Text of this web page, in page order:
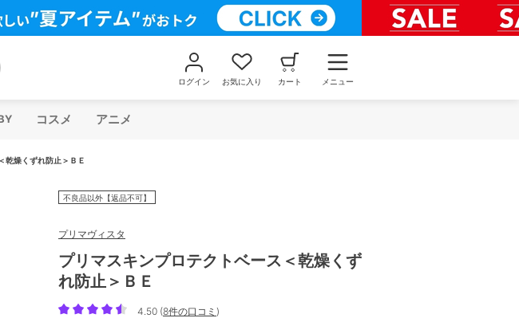
ログイン お気に入り カート メニュー
コスメ アニメ
乾燥くずれ防止＞ＢＥ
不良品以外【返品不可】
プリマヴィスタ
プリマスキンプロテクトベース＜乾燥くず
れ防止＞ＢＥ
4.50 (8件の口コミ )